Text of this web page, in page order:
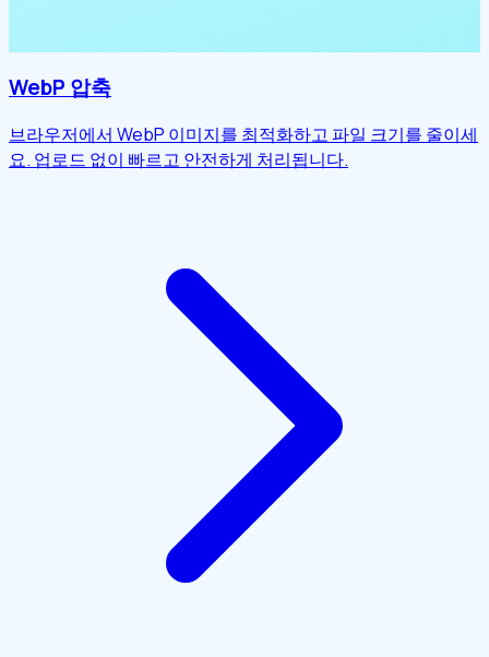
WebP 압축
브라우저에서 WebP 이미지를 최적화하고 파일 크기를 줄이세
요. 업로드 없이 빠르고 안전하게 처리됩니다.